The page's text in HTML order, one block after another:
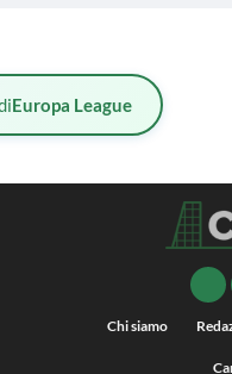
Europa League
Chi siamo